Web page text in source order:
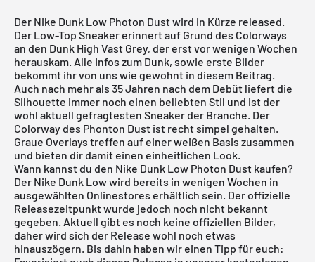
Der Nike Dunk Low Photon Dust wird in Kürze released.
Der Low-Top Sneaker erinnert auf Grund des Colorways
an den Dunk High Vast Grey, der erst vor wenigen Wochen
herauskam. Alle Infos zum Dunk, sowie erste Bilder
bekommt ihr von uns wie gewohnt in diesem Beitrag.
Auch nach mehr als 35 Jahren nach dem Debüt liefert die
Silhouette immer noch einen beliebten Stil und ist der
wohl aktuell gefragtesten Sneaker der Branche. Der
Colorway des Phonton Dust ist recht simpel gehalten.
Graue Overlays treffen auf einer weißen Basis zusammen
und bieten dir damit einen einheitlichen Look.
Wann kannst du den Nike Dunk Low Photon Dust kaufen?
Der Nike Dunk Lowwird bereits in wenigen Wochen in
ausgewählten Onlinestores erhältlich sein. Der offizielle
Releasezeitpunkt wurde jedoch noch nicht bekannt
gegeben. Aktuell gibt es noch keine offiziellen Bilder,
daher wird sich der Release wohl noch etwas
hinauszögern. Bis dahin haben wir einen Tipp für euch: